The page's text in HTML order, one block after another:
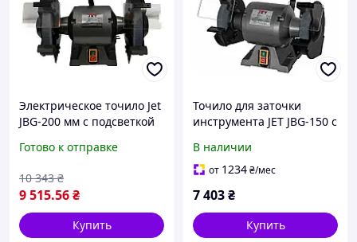
Электрическое точило Jet
JBG-200 мм с подсветкой
Готово к отправке
9 515.56₴
10 343 ₴
Купить
Точило для заточки
инструмента JET JBG-150 с
В наличии
от 1234₴/мес
7 403₴
Купить